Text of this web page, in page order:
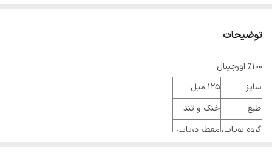
توضیحات
%100 اورجینال
سایز
125 میل
طبع
خنک و تند
گروه بویایی معطر دریایی